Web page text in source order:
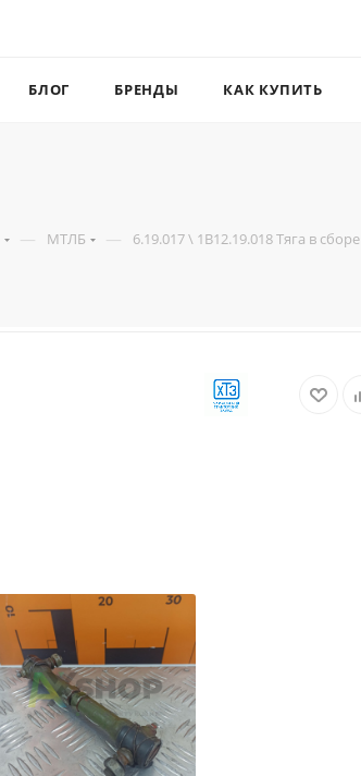
БЛОГ БРЕНДЫ КАК КУПИТЬ
— МТЛБ — 6.19.017 \ 1В12.19.018 Тяга в сборе